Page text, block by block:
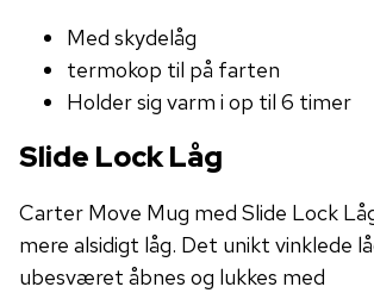
Med skydelåg
termokop til på farten
Holder sig varm i op til 6 timer
Slide Lock Låg
Carter Move Mug med Slide Lock
mere alsidigt låg. Det unikt vinklede
ubesværet åbnes og lukkes med